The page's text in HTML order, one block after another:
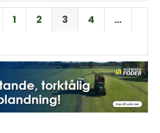
1 2 3 4
…